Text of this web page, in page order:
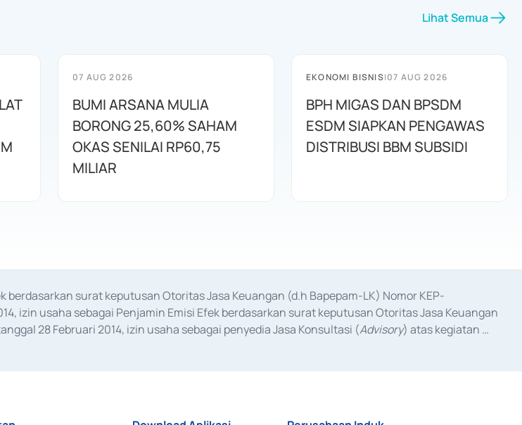
Lihat Semua
07 AUG 2026
BUMI ARSANA MULIA
BORONG 25,60% SAHAM
OKAS SENILAI RP60,75
MILIAR
EKONOMI BISNIS|07 AUG 2026
BPH MIGAS DAN BPSDM
ESDM SIAPKAN PENGAWAS
DISTRIBUSI BBM SUBSIDI
surat keputusan Otoritas Jasa Keuangan (d.h Bapepam-LK) Nomor KEP-
izin usaha sebagai Penjamin Emisi Efek berdasarkan surat keputusan Otoritas Jasa Keuangan
28 Februari 2014, izin usaha sebagai penyedia Jasa Konsultasi (Advisory) atas kegiatan